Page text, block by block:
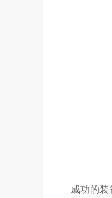
成功的